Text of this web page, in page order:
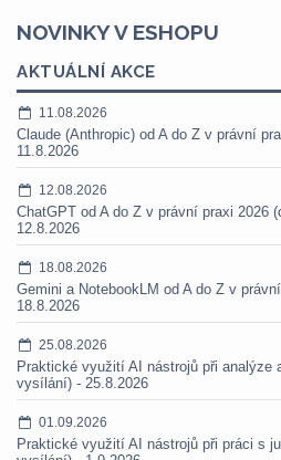
NOVINKY V ESHOPU
AKTUÁLNÍ AKCE
11.08.2026
Claude (Anthropic) od A do Z v právní
11.8.2026
12.08.2026
ChatGPT od A do Z v právní praxi 2026
12.8.2026
18.08.2026
Gemini a NotebookLM od A do Z v
18.8.2026
25.08.2026
Praktické využití AI nástrojů při analýze
vysílání) - 25.8.2026
01.09.2026
Praktické využití AI nástrojů při práci s